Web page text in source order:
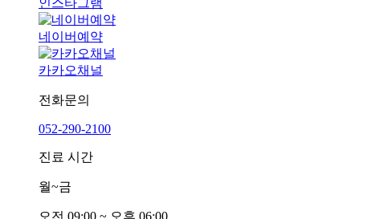
인스타그램
네이버예약
카카오채널
전화문의
052-290-2100
진료 시간
월~금
오전 09:00 ~ 오후 06:00